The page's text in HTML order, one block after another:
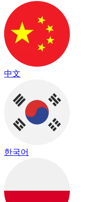
中文
한국어